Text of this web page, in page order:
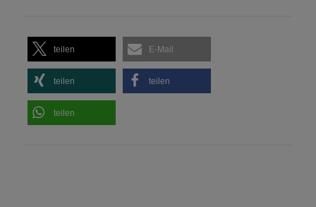
teilen E-Mail
teilen teilen
teilen